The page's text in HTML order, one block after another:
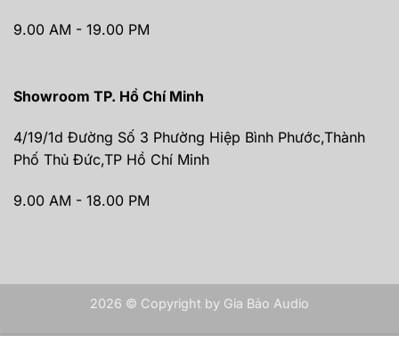
9.00 AM - 19.00 PM
Showroom TP. Hồ Chí Minh
4/19/1d Đường Số 3 Phường Hiệp Bình Phước,Thành
Phố Thủ Đức,TP Hồ Chí Minh
9.00 AM - 18.00 PM
2026 © Copyright by Gia Bảo Audio